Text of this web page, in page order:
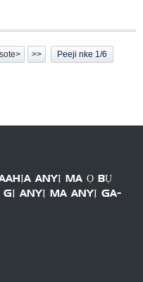
>> Peeji nke 1/6
ANYỊ MA Ọ BỤ
GỊ ANYỊ MA ANYỊ GA-